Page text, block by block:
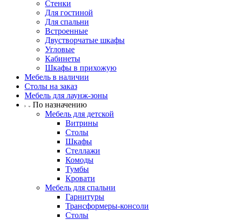
Стенки
Для гостиной
Для спальни
Встроенные
Двустворчатые шкафы
Угловые
Кабинеты
Шкафы в прихожую
Мебель в наличии
Столы на заказ
Мебель для лаунж-зоны
По назначению
Мебель для детской
Витрины
Столы
Шкафы
Стеллажи
Комоды
Тумбы
Кровати
Мебель для спальни
Гарнитуры
Трансформеры-консоли
Столы